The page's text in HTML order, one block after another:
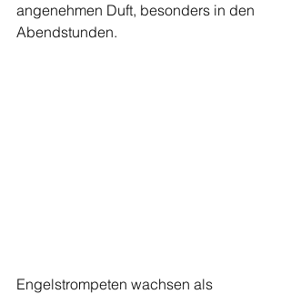
angenehmen Duft, besonders in den
Abendstunden.
Engelstrompeten wachsen als